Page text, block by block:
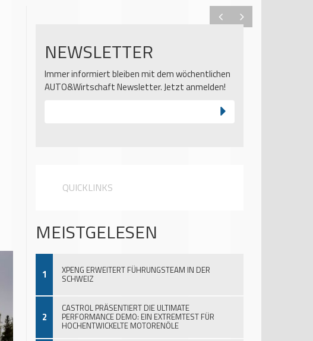
NEWSLETTER
Immer informiert bleiben mit dem wöchentlichen
AUTO&Wirtschaft Newsletter. Jetzt anmelden!
QUICKLINKS
MEISTGELESEN
1 XPENG ERWEITERT FÜHRUNGSTEAM IN DER
SCHWEIZ
2
CASTROL PRÄSENTIERT DIE ULTIMATE
PERFORMANCE DEMO: EIN EXTREMTEST FÜR
HOCHENTWICKELTE MOTORENÖLE